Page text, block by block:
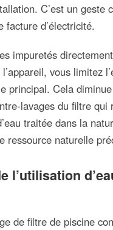
C’est un geste
facture d’électricité.
impuretés
vous limitez
principal. Cela
lavages du filtre qui
traitée dans la
ressource naturelle
l’utilisation
de filtre de piscine